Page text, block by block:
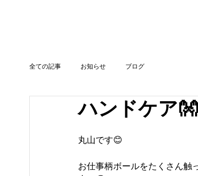
全ての記事 お知らせ ブログ
ハンドケア
丸山です😊
お仕事柄ボールをたくさん触